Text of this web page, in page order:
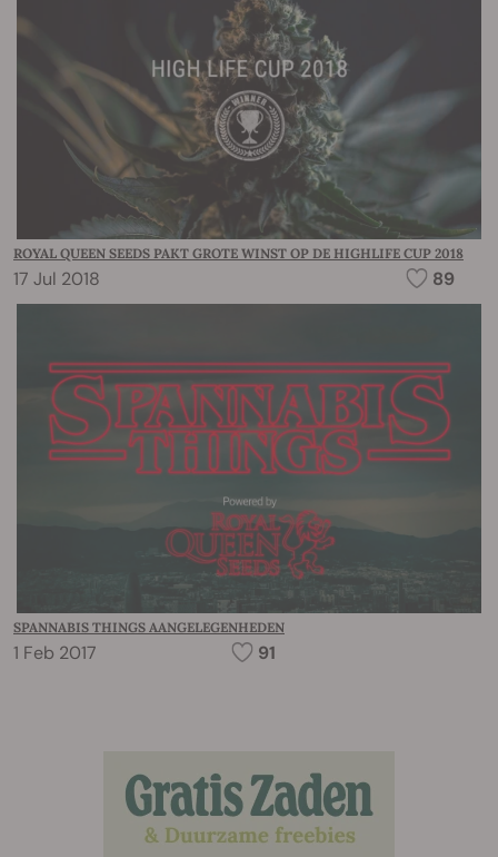
ROYAL QUEEN SEEDS PAKT GROTE WINST OP DE HIGHLIFE CUP 2018
17 Jul 2018 89
SPANNABIS THINGS AANGELEGENHEDEN
1 Feb 2017 91